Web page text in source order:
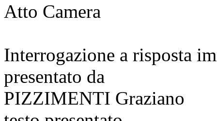
Atto Camera
Interrogazione a risposta
presentato da
PIZZIMENTI Graziano